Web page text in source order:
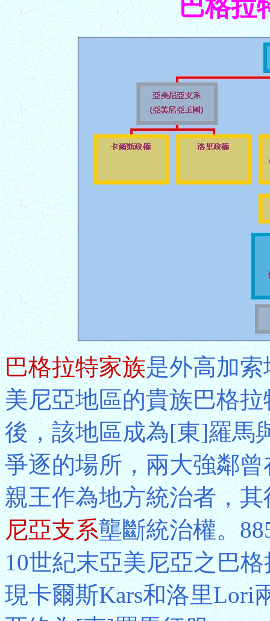
巴格拉
巴格拉特家族是外高加
美尼亞地區的貴族巴格
後，該地區成為[東]羅馬
爭逐的場所，兩大強鄰
親王作為地方統治者，
尼亞支系壟斷統治權。
10世紀末亞美尼亞之巴
現卡爾斯Kars和洛里Lori